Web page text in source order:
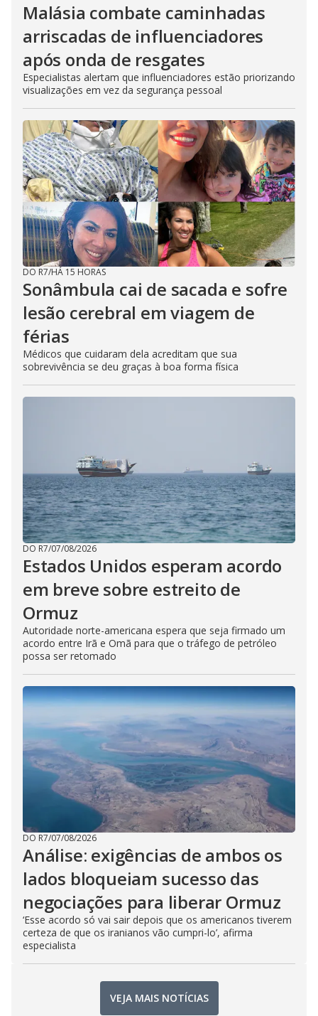
Malásia combate caminhadas
arriscadas de influenciadores
após onda de resgates
Especialistas alertam que influenciadores estão priorizando
visualizações em vez da segurança pessoal
DO R7/HÁ 15 HORAS
Sonâmbula cai de sacada e sofre
lesão cerebral em viagem de
férias
Médicos que cuidaram dela acreditam que sua
sobrevivência se deu graças à boa forma física
DO R7/07/08/2026
Estados Unidos esperam acordo
em breve sobre estreito de
Ormuz
Autoridade norte-americana espera que seja firmado um
acordo entre Irã e Omã para que o tráfego de petróleo
possa ser retomado
DO R7/07/08/2026
Análise: exigências de ambos os
lados bloqueiam sucesso das
negociações para liberar Ormuz
‘Esse acordo só vai sair depois que os americanos tiverem
certeza de que os iranianos vão cumpri-lo’, afirma
especialista
VEJA MAIS NOTÍCIAS